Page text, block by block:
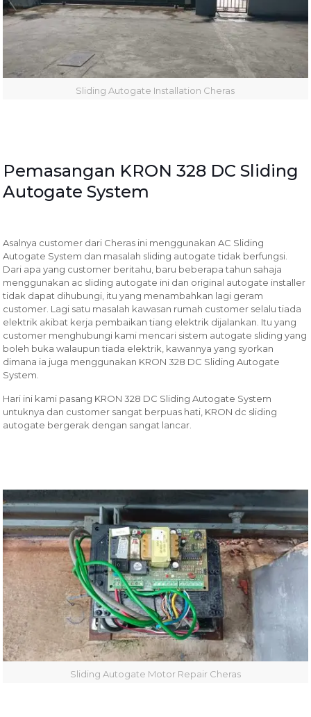
Sliding Autogate Installation Cheras
Pemasangan KRON 328 DC Sliding
Autogate System
Asalnya customer dari Cheras ini menggunakan AC Sliding
Autogate System dan masalah sliding autogate tidak berfungsi.
Dari apa yang customer beritahu, baru beberapa tahun sahaja
menggunakan ac sliding autogate ini dan original autogate installer
tidak dapat dihubungi, itu yang menambahkan lagi geram
customer. Lagi satu masalah kawasan rumah customer selalu tiada
elektrik akibat kerja pembaikan tiang elektrik dijalankan. Itu yang
customer menghubungi kami mencari sistem autogate sliding yang
boleh buka walaupun tiada elektrik, kawannya yang syorkan
dimana ia juga menggunakan KRON 328 DC Sliding Autogate
System.
Hari ini kami pasang KRON 328 DC Sliding Autogate System
untuknya dan customer sangat berpuas hati, KRON dc sliding
autogate bergerak dengan sangat lancar.
Sliding Autogate Motor Repair Cheras